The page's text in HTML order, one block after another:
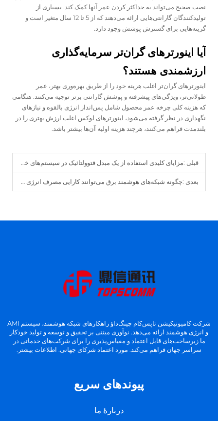
نصب صحیح می‌تواند به حداکثر کردن عمر آنها کمک کند. بسیاری از
تولیدکنندگان گارانتی‌هایی ارائه می‌دهند که از 5 تا 12 سال متغیر است و
گزینه‌هایی برای گسترش پوشش وجود دارد.
آیا اینورترهای گران‌تر سرمایه‌گذاری
ارزشمندی هستند؟
اینورترهای گران‌تر اغلب هزینه خود را از طریق بهره‌وری بهتر، عمر
طولانی‌تر، ویژگی‌های پیشرفته و پوشش گارانتی برتر توجیه می‌کنند. هنگامی
که هزینه کلی چرخه عمر محصول شامل پس‌انداز انرژی بالقوه و نیازهای
نگهداری در نظر گرفته می‌شود، اینورترهای لوکس اغلب ارزش بهتری را در
بلندمدت فراهم می‌کنند، هرچند هزینه اولیه آن‌ها بیشتر باشد.
قبلی :مزایای کلیدی استفاده از یک مبدل فتوولتائیک در سیستم‌های خورشیدی چیست؟
بعدی :چگونه شبکه‌های هوشمند برق می‌توانند کارایی مصرف انرژی را بهبود بخشند؟
شرکت کامیونیکیشن تاپس‌کام چینگ‌داؤ راهکارهای شبکه هوشمند، سیستم AMI
و انرژی هوشمند ارائه می‌دهد. نوآوری مبتنی بر تحقیق و توسعه و تولید خودکار
ما زیرساخت‌های قابل اعتماد و مقیاس‌پذیری را برای شرکت‌های خدماتی در
سراسر جهان فراهم می‌کند. مورد اعتماد شرکای جهانی. اطلاعات بیشتر.
پیوندهای سریع
دربارهٔ ما